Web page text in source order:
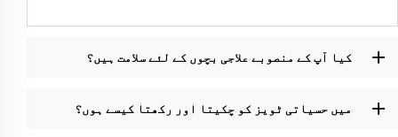
کیا آپ کے منصوبے علاجی بچوں کے لئے سلامت ہیں؟
میں حسیاتی ٹویز کو چکیتا اور رکھتا کیسے ہوں؟